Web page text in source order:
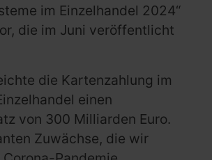
im Einzelhandel 2024“
die im Juni veröffentlicht
die Kartenzahlung im
einen
von 300 Milliarden Euro.
Zuwächse, die wir